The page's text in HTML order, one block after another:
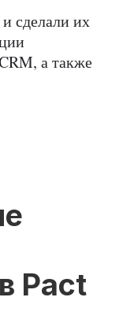
сделали их
а также
Pact